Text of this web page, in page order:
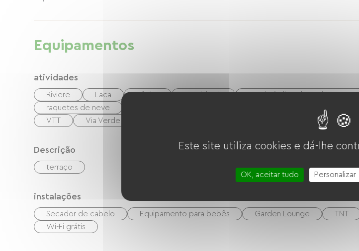
Equipamentos
atividades
Riviere Laca
raquetes de neve
VTT
Via Verde
Descrição
terraço
instalações
Secador de cabelo Equipamento para bebês Garden Lounge TNT
Wi-Fi grátis
Este site utiliza cookies e dá-lhe
OK, aceitar tudo Personalizar